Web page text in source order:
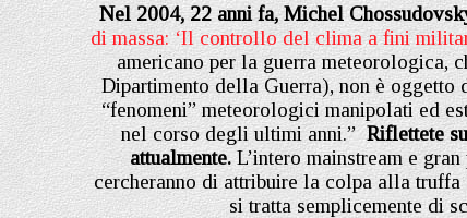
Nel 2004, 22 anni fa, Michel
di massa: ‘Il controllo del clima a fini
americano per la guerra meteorologica,
Dipartimento della Guerra), non è
“fenomeni” meteorologici manipolati ed
nel corso degli ultimi anni.”Riflettete
attualmente.L’intero mainstream e
cercheranno di attribuire la colpa alla
si tratta semplicemente di